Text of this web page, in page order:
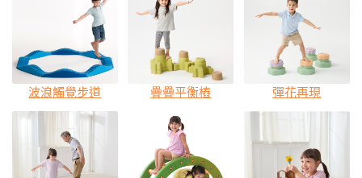
波浪觸覺步道 疊疊平衡樁 彈花再現